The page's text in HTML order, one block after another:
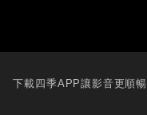
下載四季APP讓影音更順暢